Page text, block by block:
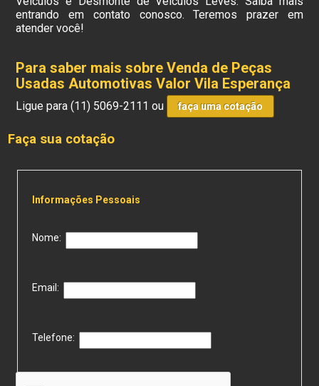
entrando em contato conosco. Teremos prazer em
atender você!
Para saber mais sobre Venda de Peças
Usadas Automotivas Valor Vila Esperança
Ligue para(11) 5069-2111 ou faça uma cotação
Faça sua cotação
Informações Pessoais
Nome:
Email:
Telefone: